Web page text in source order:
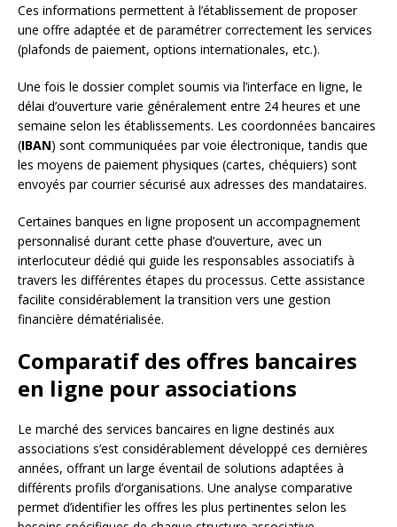
Ces informations permettent à l’établissement de proposer
une offre adaptée et de paramétrer correctement les services
(plafonds de paiement, options internationales, etc.).
Une fois le dossier complet soumis via l’interface en ligne, le
délai d’ouverture varie généralement entre 24 heures et une
semaine selon les établissements. Les coordonnées bancaires
(IBAN) sont communiquées par voie électronique, tandis que
les moyens de paiement physiques (cartes, chéquiers) sont
envoyés par courrier sécurisé aux adresses des mandataires.
Certaines banques en ligne proposent un accompagnement
personnalisé durant cette phase d’ouverture, avec un
interlocuteur dédié qui guide les responsables associatifs à
travers les différentes étapes du processus. Cette assistance
facilite considérablement la transition vers une gestion
financière dématérialisée.
Comparatif des offres bancaires
en ligne pour associations
Le marché des services bancaires en ligne destinés aux
associations s’est considérablement développé ces dernières
années, offrant un large éventail de solutions adaptées à
différents profils d’organisations. Une analyse comparative
permet d’identifier les offres les plus pertinentes selon les